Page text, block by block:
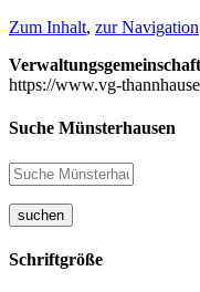
Zum Inhalt, zur Navigation
https://www.vg-
Suche Münsterhausen
suchen
Schriftgröße